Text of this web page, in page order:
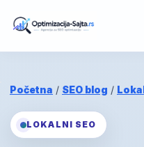
Početna / SEO blog /
LOKALNI SEO